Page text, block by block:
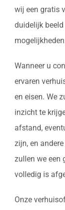
wij een gratis
duidelijk
Wanneer u
ervaren
en eisen. We
inzicht te
afstand,
zijn, en
zullen we een
volledig is
Onze